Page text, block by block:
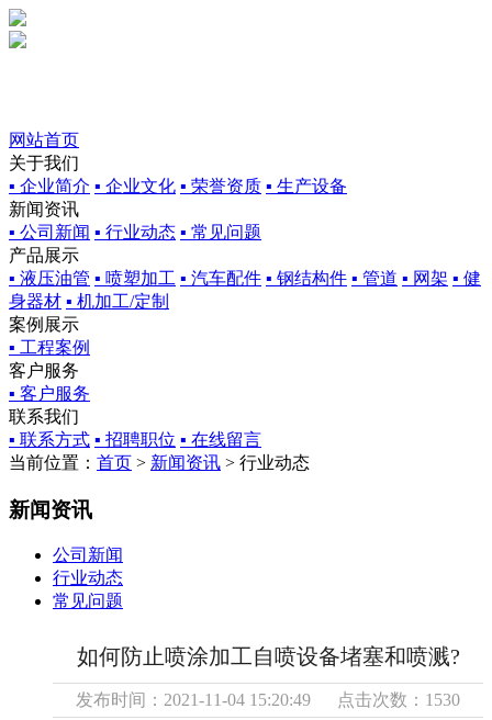
网站首页
关于我们
▪ 企业简介 ▪ 企业文化 ▪ 荣誉资质 ▪ 生产设备
新闻资讯
▪ 公司新闻 ▪ 行业动态 ▪ 常见问题
产品展示
▪ 液压油管 ▪ 喷塑加工 ▪ 汽车配件 ▪ 钢结构件 ▪ 管道 ▪ 网架 ▪ 健
身器材 ▪ 机加工/定制
案例展示
▪ 工程案例
客户服务
▪ 客户服务
联系我们
▪ 联系方式 ▪ 招聘职位 ▪ 在线留言
当前位置： 首页 > 新闻资讯 > 行业动态
新闻资讯
公司新闻
行业动态
常见问题
如何防止喷涂加工自喷设备堵塞和喷溅?
发布时间：2021-11-04 15:20:49 点击次数：1530